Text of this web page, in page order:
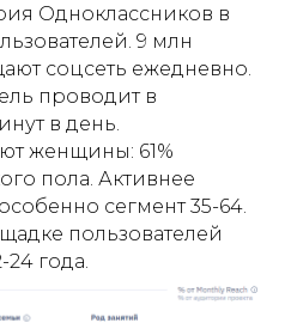
Одноклассников в
9 млн
соцсеть ежедневно.
проводит в
в день.
женщины: 61%
пола. Активнее
сегмент 35-64.
пользователей
года.